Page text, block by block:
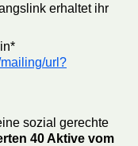
erhaltet ihr
url?
sozial gerechte
40 Aktive vom